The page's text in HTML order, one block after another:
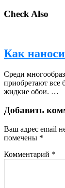
Check Also
Как
Среди
приобретают все
жидкие обои. …
Добавить
Ваш адрес email
помечены *
Комментарий *